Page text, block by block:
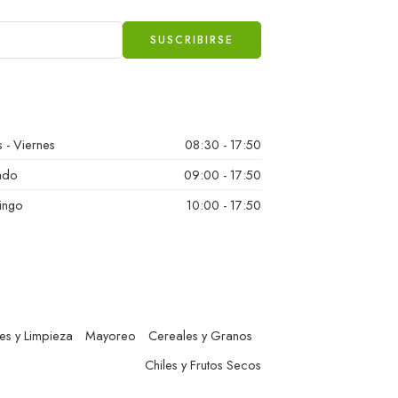
- Viernes
08:30 - 17:50
09:00 - 17:50
10:00 - 17:50
y Limpieza Mayoreo
Cereales y Granos
Chiles y Frutos Secos